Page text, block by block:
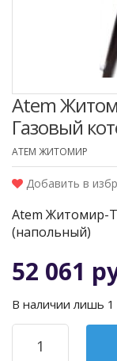
Atem
Газовый
ATEM ЖИТОМИР
Добавить в
Atem Житомир-
(напольный)
52 061
В наличии лишь